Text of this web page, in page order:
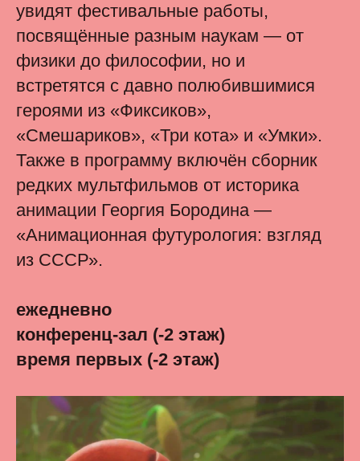
увидят фестивальные работы,
посвящённые разным наукам — от
физики до философии, но и
встретятся с давно полюбившимися
героями из «Фиксиков»,
«Смешариков», «Три кота» и «Умки».
Также в программу включён сборник
редких мультфильмов от историка
анимации Георгия Бородина —
«Анимационная футурология: взгляд
из СССР».
ежедневно
конференц-зал (-2 этаж)
время первых (-2 этаж)